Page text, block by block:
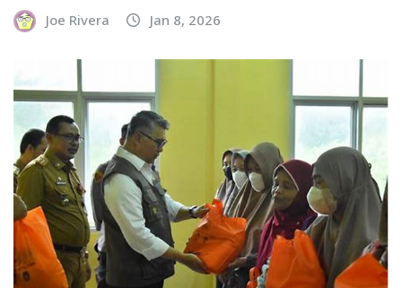
Joe Rivera Jan 8, 2026